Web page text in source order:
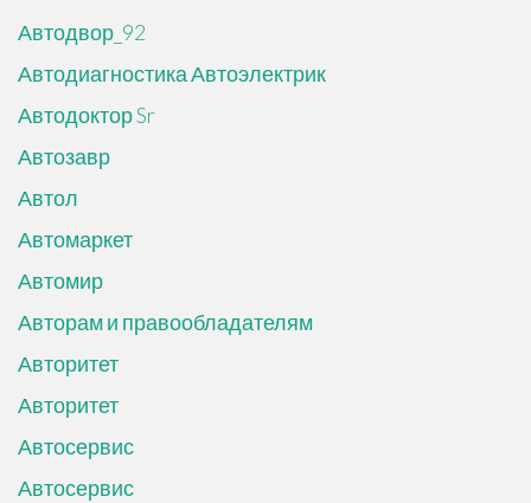
Автодвор_92
Автодиагностика Автоэлектрик
Автодоктор Sr
Автозавр
Автол
Автомаркет
Автомир
Авторам и правообладателям
Авторитет
Авторитет
Автосервис
Автосервис